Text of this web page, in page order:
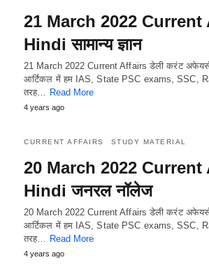
21 March 2022
Hindi सामान्य ज्ञान
21 March 2022 Current Affairs डेली करंट
आर्टिकल में हम IAS, State PSC exams, SSC,
तरह… Read More
4 years ago
CURRENT AFFAIRS STUDY MATERIAL
20 March 2022
Hindi जनरल नॉलेज
20 March 2022 Current Affairs डेली करंट
आर्टिकल में हम IAS, State PSC exams, SSC,
तरह… Read More
4 years ago